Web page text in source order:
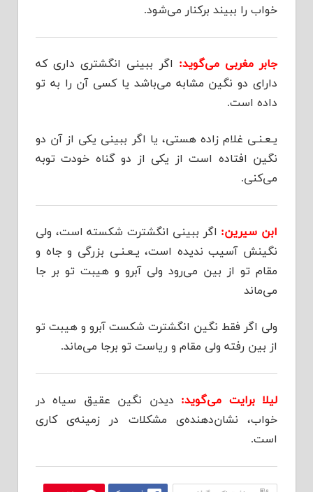
خواب را ببیند برکنار می‌شود.
جابر مغربی می‌گوید: اگر ببینی انگشتری داری که
دارای دو نگین مشابه می‌باشد یا کسی آن را به تو
داده است.
یـعـنـی غلام زاده هستی، یا اگر ببینی یکی از آن دو
نگین افتاده است از یکی از دو گناه خودت توبه
می‌کنی.
ابن سیرین: اگر ببینی انگشترت شکسته است، ولی
نگینش آسیب ندیده است، یـعـنـی بزرگی و جاه و
مقام تو از بین می‌رود ولی آبرو و هیبت تو بر جا
می‌ماند
ولی اگر فقط نگین انگشترت شکست آبرو و هیبت تو
از بین رفته ولی مقام و ریاست تو برجا می‌ماند.
لیلا برایت می‌گوید: دیدن نگین عقیق سیاه در
خواب، نشان‌دهنده‌ی مشکلات در زمینه‌ی کاری
است.